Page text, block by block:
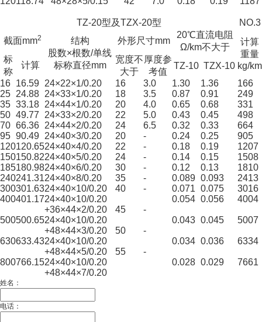
TZ-20型及TZX-20型
NO.3
截面mm2
结构
股数×根数/单线
标称直径mm
外形尺寸mm
20℃直流电阻
Ω/km不大于
计算
重量
kg/km
标
称
计算
宽度不
大于
厚度参
考值
TZ-10 TZX-10
16 16.59 24×22×1/0.20 16 3.0 1.30 1.36
166
25 24.88 24×33×1/0.20 18 3.5 0.87 0.91
249
35 33.18 24×44×1/0.20 20 4.0 0.65 0.68
331
50 49.77 24×33×2/0.20 22 5.0 0.43 0.45
498
70 66.36 24×44×2/0.20 24 6.5 0.32 0.33
664
95 90.49 24×40×3/0.20 20 - 0.24 0.25
905
120120.6524×40×4/0.20 22 - 0.18 0.19
1207
150150.8224×40×5/0.20 24 - 0.14 0.15
1508
185180.9824×40×6/0.20 30 - 0.12 0.13
1810
240241.3124×40×8/0.20 35 - 0.089 0.093
2413
300301.6324×40×10/0.20 40 - 0.071 0.075
3016
400401.1724×40×10/0.20 0.054 0.056
4004
+36×44×2/0.20
45
-
500500.6524×40×10/0.20 0.043 0.045
5007
+48×44×3/0.20
50
-
630633.4324×40×10/0.20 0.034 0.036
6334
+48×44×5/0.20
55
-
800766.1524×40×10/0.20 0.028 0.029
7661
+48×44×7/0.20
姓名：
电话：